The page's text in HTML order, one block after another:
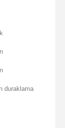
duraklama